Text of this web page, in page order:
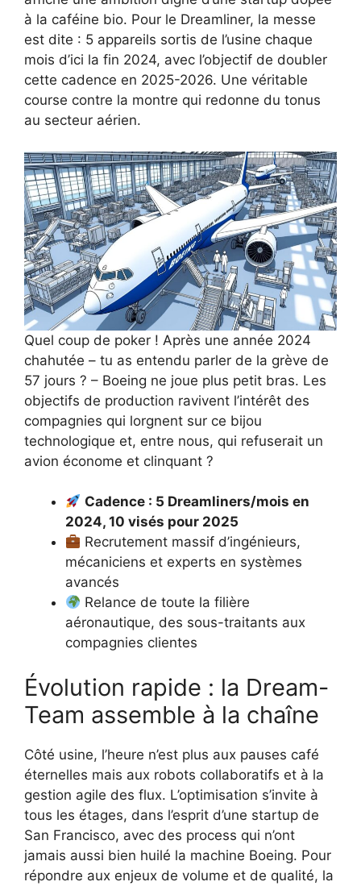
à la caféine bio. Pour le Dreamliner, la messe
est dite : 5 appareils sortis de l’usine chaque
mois d’ici la fin 2024, avec l’objectif de doubler
cette cadence en 2025-2026. Une véritable
course contre la montre qui redonne du tonus
au secteur aérien.
Quel coup de poker ! Après une année 2024
chahutée – tu as entendu parler de la grève de
57 jours ? – Boeing ne joue plus petit bras. Les
objectifs de production ravivent l’intérêt des
compagnies qui lorgnent sur ce bijou
technologique et, entre nous, qui refuserait un
avion économe et clinquant ?
Cadence : 5 Dreamliners/mois en
2024, 10 visés pour 2025
Recrutement massif d’ingénieurs,
mécaniciens et experts en systèmes
avancés
Relance de toute la filière
aéronautique, des sous-traitants aux
compagnies clientes
Évolution rapide : la Dream-
Team assemble à la chaîne
Côté usine, l’heure n’est plus aux pauses café
éternelles mais aux robots collaboratifs et à la
gestion agile des flux. L’optimisation s’invite à
tous les étages, dans l’esprit d’une startup de
San Francisco, avec des process qui n’ont
jamais aussi bien huilé la machine Boeing. Pour
répondre aux enjeux de volume et de qualité, la